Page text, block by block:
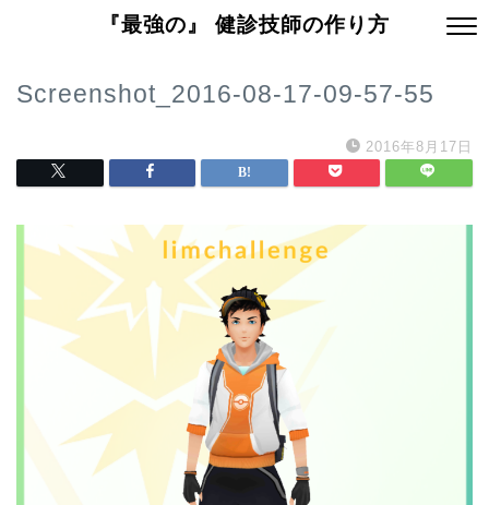
『最強の』 健診技師の作り方
Screenshot_2016-08-17-09-57-55
2016年8月17日